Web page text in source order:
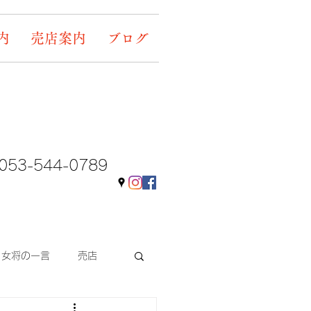
売店案内 ブログ
544-0789
女将の一言 売店